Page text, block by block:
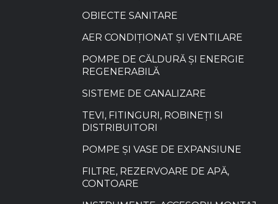
OBIECTE SANITARE
AER CONDIȚIONAT ȘI VENTILARE
POMPE DE CĂLDURĂ ȘI ENERGIE
REGENERABILĂ
SISTEME DE CANALIZARE
TEVI, FITINGURI, ROBINEȚI SI
DISTRIBUITORI
POMPE ȘI VASE DE EXPANSIUNE
FILTRE, REZERVOARE DE APĂ,
CONTOARE